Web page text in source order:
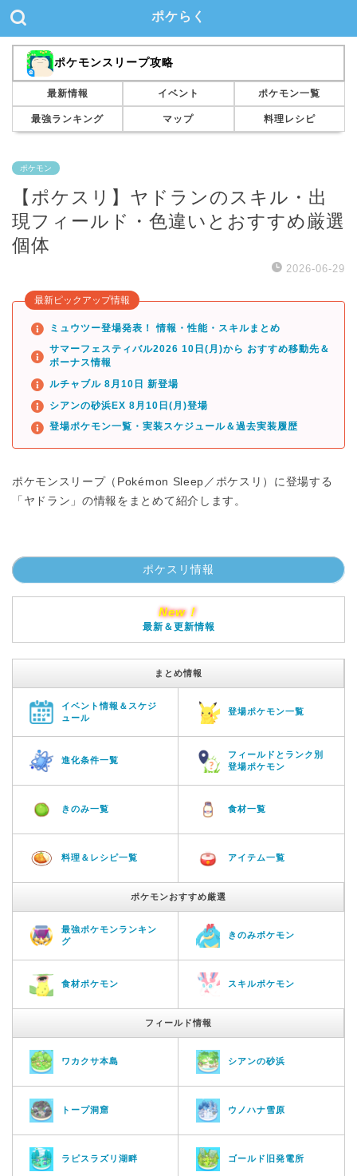
ポケらく
ポケモンスリープ攻略
最新情報 イベント ポケモン一覧
最強ランキング マップ 料理レシピ
ポケモン
【ポケスリ】ヤドランのスキル・出
現フィールド・色違いとおすすめ厳選
個体
2026-06-29
最新ピックアップ情報
ミュウツー登場発表！ 情報・性能・スキルまとめ
サマーフェスティバル2026 10日(月)から おすすめ移動先＆
ボーナス情報
ルチャブル 8月10日 新登場
シアンの砂浜EX 8月10日(月)登場
登場ポケモン一覧・実装スケジュール＆過去実装履歴
ポケモンスリープ（Pokémon Sleep／ポケスリ）に登場する
「ヤドラン」の情報をまとめて紹介します。
ポケスリ情報
New！
最新＆更新情報
まとめ情報
イベント情報＆スケジ
ュール
登場ポケモン一覧
進化条件一覧
フィールドとランク別
登場ポケモン
きのみ一覧 食材一覧
料理＆レシピ一覧 アイテム一覧
ポケモンおすすめ厳選
最強ポケモンランキン
グ
きのみポケモン
食材ポケモン スキルポケモン
フィールド情報
ワカクサ本島 シアンの砂浜
トープ洞窟 ウノハナ雪原
ラピスラズリ湖畔 ゴールド旧発電所